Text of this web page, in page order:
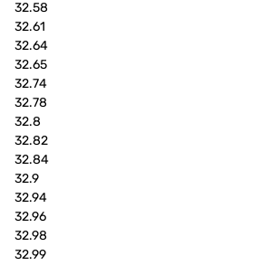
32.58
32.61
32.64
32.65
32.74
32.78
32.8
32.82
32.84
32.9
32.94
32.96
32.98
32.99